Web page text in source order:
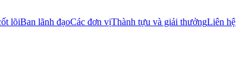
lõiBan lãnh đạoCác đơn vịThành tựu và giải thưởngLiên hệ